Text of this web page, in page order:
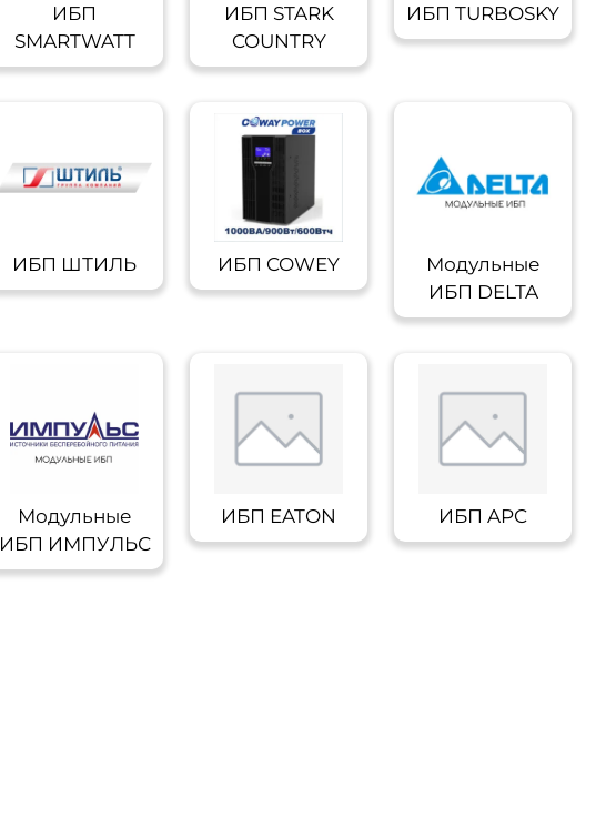
ИБП
SMARTWATT
ИБП STARK
COUNTRY
ИБП TURBOSKY
ИБП ШТИЛЬ ИБП COWEY
Модульные
ИБП DELTA
Модульные
ИБП ИМПУЛЬС
ИБП EATON ИБП APC